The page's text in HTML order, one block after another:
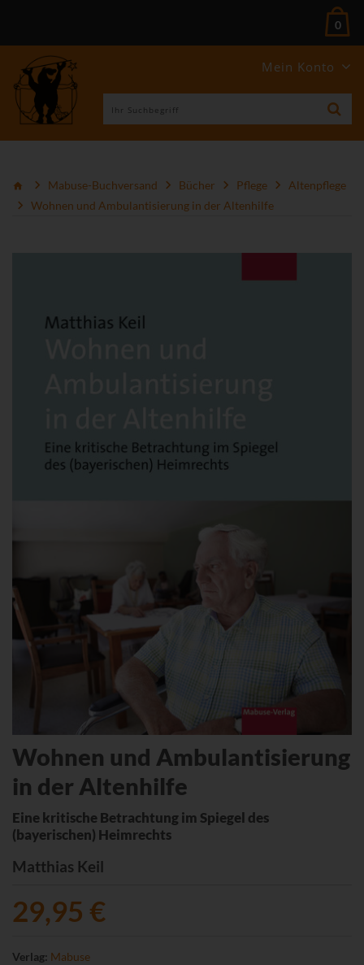
Mein Konto
0
Mabuse-Buchversand Bücher Pflege
Altenpflege
Wohnen und Ambulantisierung in der Altenhilfe
Wohnen und Ambulantisierung
in der Altenhilfe
Eine kritische Betrachtung im Spiegel des
(bayerischen) Heimrechts
Matthias Keil
29,95 €
Verlag: Mabuse